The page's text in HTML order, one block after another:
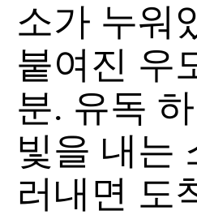
소가 누워
붙여진 우
분. 유독
빛을 내는
러내면 도